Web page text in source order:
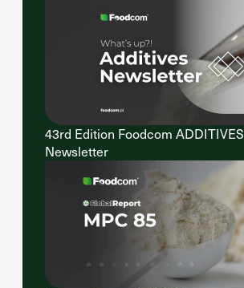
43rd Edition Foodcom ADDITIVES
Newsletter